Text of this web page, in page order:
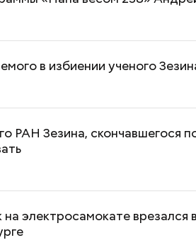
в избиении ученого
РАН Зезина, скончавшегося
электросамокате врезался
мать и сын погибли при
падении из окна в Раменском